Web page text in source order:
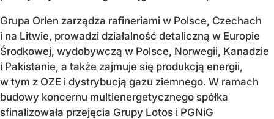
Grupa Orlen zarządza rafineriami w Polsce, Czechach
i na Litwie, prowadzi działalność detaliczną w Europie
Środkowej, wydobywczą w Polsce, Norwegii, Kanadzie
i Pakistanie, a także zajmuje się produkcją energii,
w tym z OZE i dystrybucją gazu ziemnego. W ramach
budowy koncernu multienergetycznego spółka
sfinalizowała przejęcia Grupy Lotos i PGNiG